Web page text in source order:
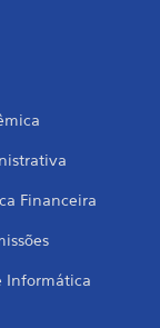
Financeira
Informática